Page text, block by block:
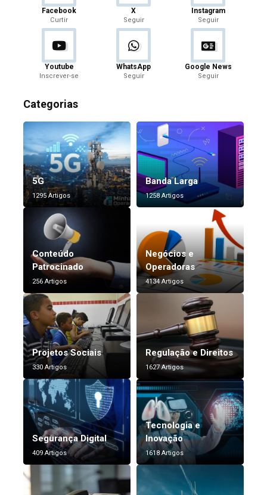
Facebook
Curtir
X
Seguir
Instagram
Seguir
Youtube
Inscrever-se
WhatsApp
Seguir
Google News
Seguir
Categorias
5G
1295 Artigos
Banda Larga
1258 Artigos
Conteúdo
Patrocinado
256 Artigos
Negócios e
Operadoras
4134 Artigos
Projetos Sociais
330 Artigos
Regulação e Direitos
1627 Artigos
Segurança Digital
409 Artigos
Tecnologia e
Inovação
1618 Artigos